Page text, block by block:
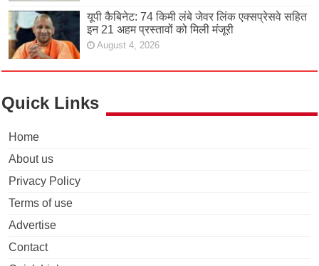
यूपी कैबिनेट: 74 किमी लंबे जेवर लिंक एक्सप्रेसवे सहित
इन 21 अहम प्रस्तावों को मिली मंजूरी
August 4, 2026
Quick Links
Home
About us
Privacy Policy
Terms of use
Advertise
Contact